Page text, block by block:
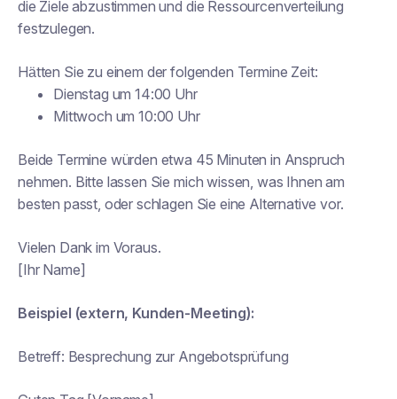
die Ziele abzustimmen und die Ressourcenverteilung
festzulegen.
Hätten Sie zu einem der folgenden Termine Zeit:
Dienstag um 14:00 Uhr
Mittwoch um 10:00 Uhr
Beide Termine würden etwa 45 Minuten in Anspruch
nehmen. Bitte lassen Sie mich wissen, was Ihnen am
besten passt, oder schlagen Sie eine Alternative vor.
Vielen Dank im Voraus.
[Ihr Name]
Beispiel (extern, Kunden-Meeting):
Betreff: Besprechung zur Angebotsprüfung